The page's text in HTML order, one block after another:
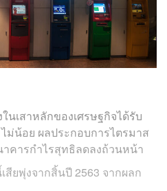
นเสาหลักของเศรษฐกิจได้รับ
ม่น้อย ผลประกอบการไตรมาส
คารกำไรสุทธิลดลงถ้วนหน้า
ยพุ่งจากสิ้นปี 2563 จากผลก